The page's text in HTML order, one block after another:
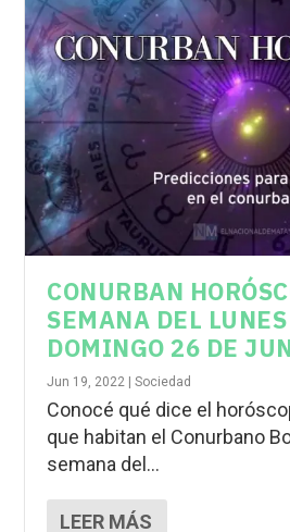
CONURBAN
SEMANA DEL
DOMINGO 26 DE
Jun 19, 2022 |Sociedad
Conocé qué dice el
que habitan el Conurbano
semana del...
LEER MÁS